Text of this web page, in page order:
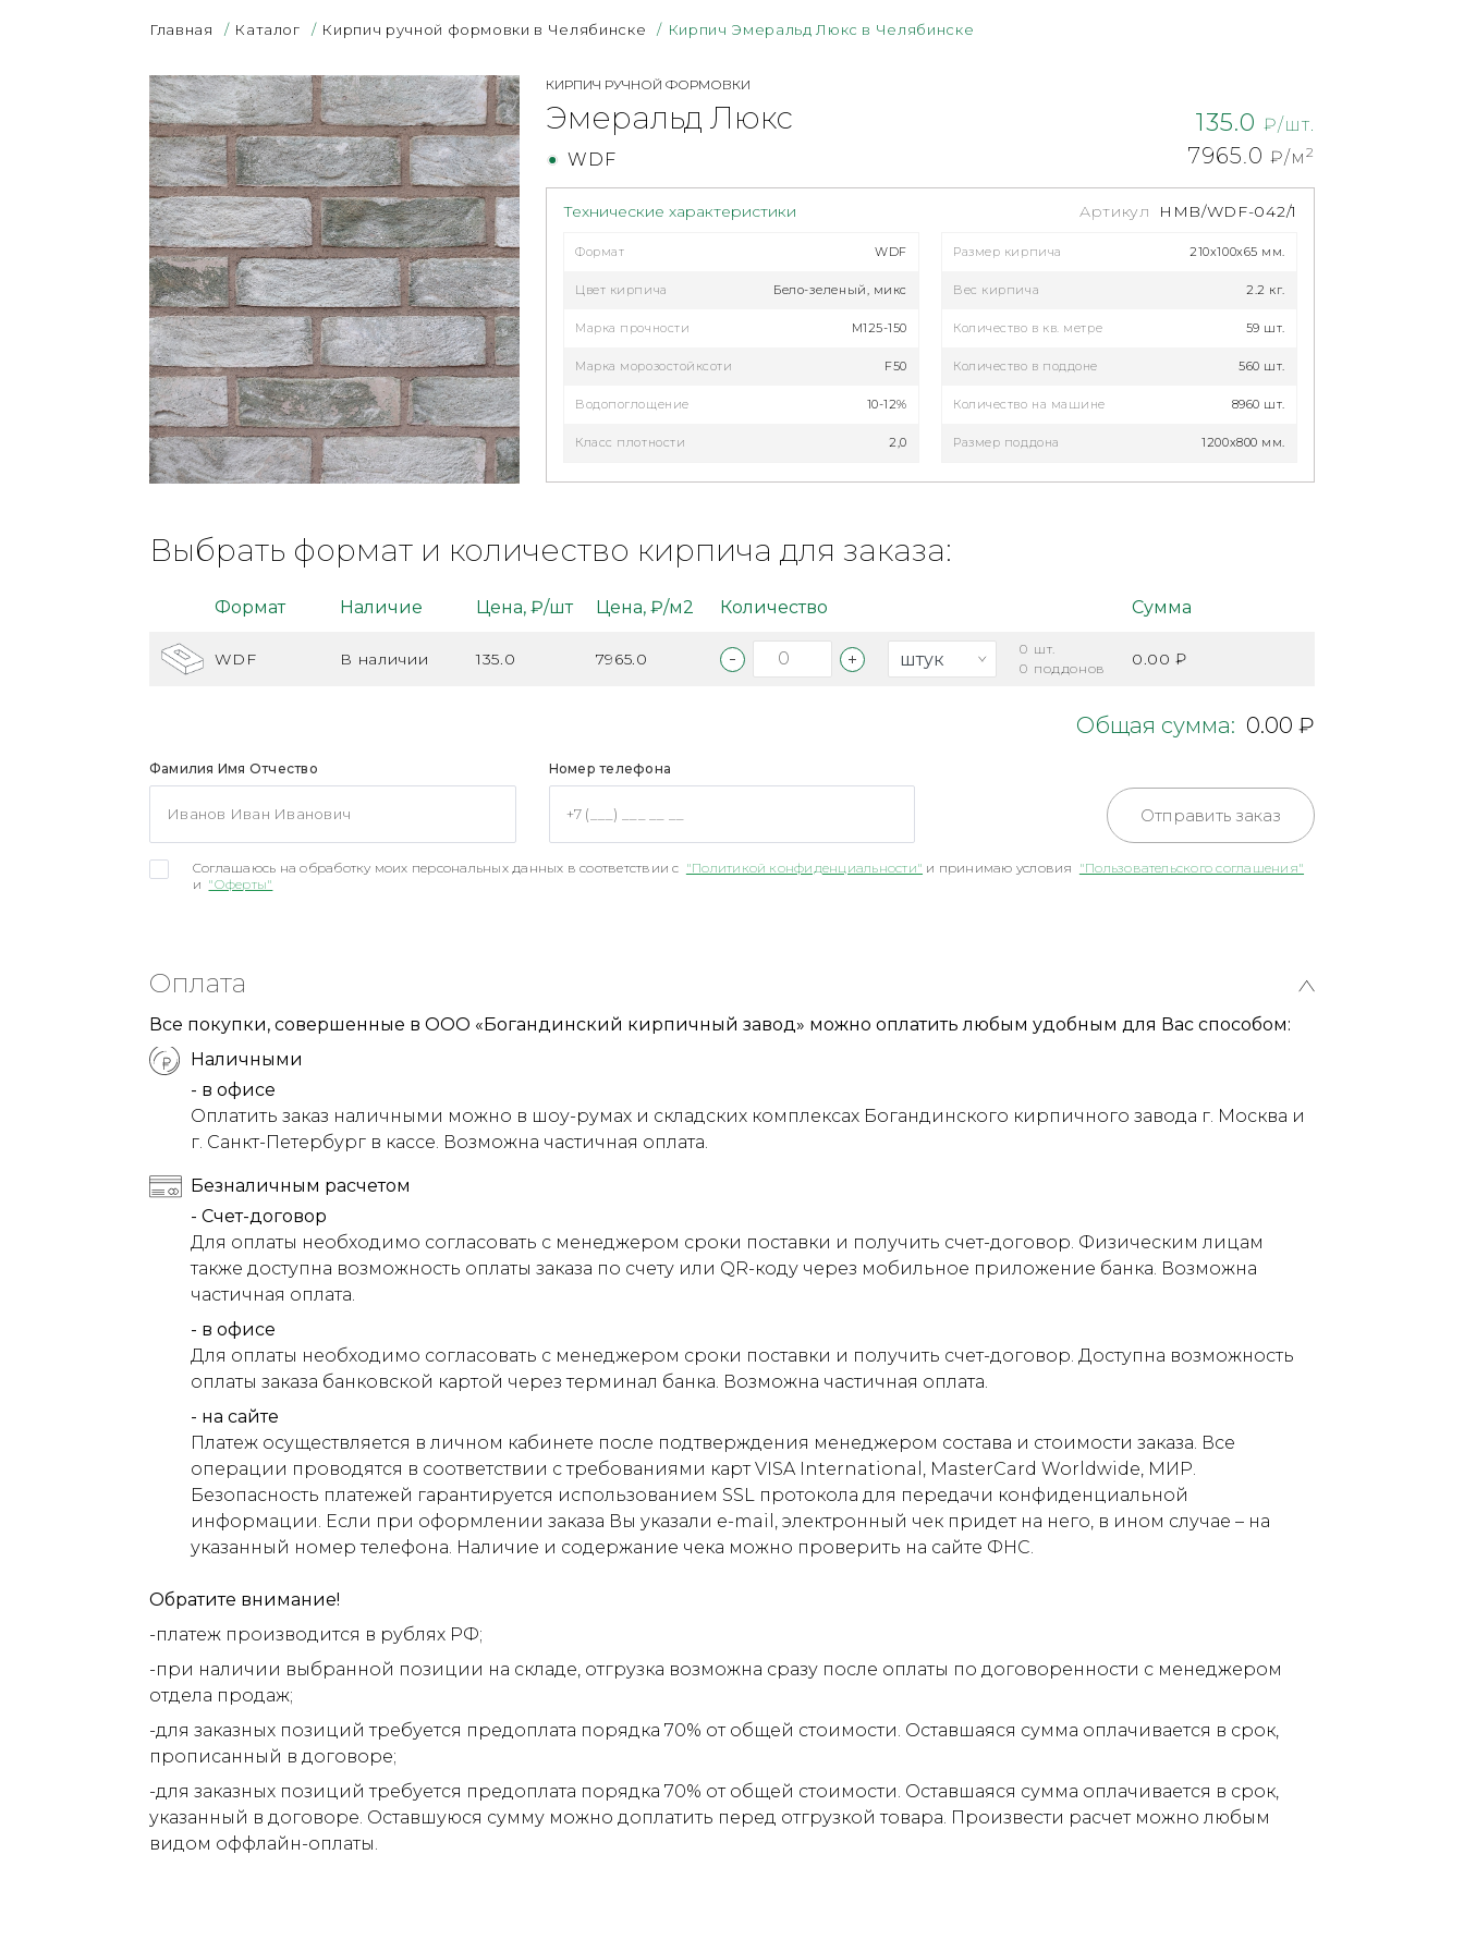
Главная / Каталог / Кирпич ручной формовки в Челябинске / Кирпич Эмеральд Люкс в Челябинске
КИРПИЧ РУЧНОЙ ФОРМОВКИ
Эмеральд Люкс 135.0 ₽/шт.
7965.0 ₽/м 2
WDF
Технические характеристики Артикул HMB/WDF-042/1
Формат WDF
Цвет кирпича Бело-зеленый, микс
Марка прочности M125-150
Марка морозостойксоти F50
Водопоглощение 10-12%
Класс плотности 2,0
Размер кирпича 210x100x65 мм.
Вес кирпича 2.2 кг.
Количество в кв. метре 59 шт.
Количество в поддоне 560 шт.
Количество на машине 8960 шт.
Размер поддона 1200х800 мм.
Выбрать формат и количество кирпича для заказа:
Формат Наличие Цена, ₽/шт Цена, ₽/м2 Количество Сумма
WDF В наличии 135.0 7965.0 0 шт.
0 поддонов 0.00 ₽
Общая сумма: 0.00 ₽
Фамилия Имя Отчество Номер телефона
Отправить заказ
Соглашаюсь на обработку моих персональных данных в соответствии с "Политикой конфиденциальности" и принимаю условия "Пользовательского соглашения"
и "Оферты"
Оплата
Все покупки, совершенные в ООО «Богандинский кирпичный завод» можно оплатить любым удобным для Вас способом:
Наличными
- в офисе
Оплатить заказ наличными можно в шоу-румах и складских комплексах Богандинского кирпичного завода г. Москва и
г. Санкт-Петербург в кассе. Возможна частичная оплата.
Безналичным расчетом
- Счет-договор
Для оплаты необходимо согласовать с менеджером сроки поставки и получить счет-договор. Физическим лицам
также доступна возможность оплаты заказа по счету или QR-коду через мобильное приложение банка. Возможна
частичная оплата.
- в офисе
Для оплаты необходимо согласовать с менеджером сроки поставки и получить счет-договор. Доступна возможность
оплаты заказа банковской картой через терминал банка. Возможна частичная оплата.
- на сайте
Платеж осуществляется в личном кабинете после подтверждения менеджером состава и стоимости заказа. Все
операции проводятся в соответствии с требованиями карт VISA International, MasterCard Worldwide, МИР.
Безопасность платежей гарантируется использованием SSL протокола для передачи конфиденциальной
информации. Если при оформлении заказа Вы указали e-mail, электронный чек придет на него, в ином случае – на
указанный номер телефона. Наличие и содержание чека можно проверить на сайте ФНС.
Обратите внимание!
-платеж производится в рублях РФ;
-при наличии выбранной позиции на складе, отгрузка возможна сразу после оплаты по договоренности с менеджером
отдела продаж;
-для заказных позиций требуется предоплата порядка 70% от общей стоимости. Оставшаяся сумма оплачивается в срок,
прописанный в договоре;
-для заказных позиций требуется предоплата порядка 70% от общей стоимости. Оставшаяся сумма оплачивается в срок,
указанный в договоре. Оставшуюся сумму можно доплатить перед отгрузкой товара. Произвести расчет можно любым
видом оффлайн-оплаты.